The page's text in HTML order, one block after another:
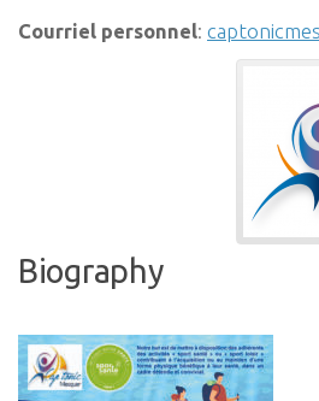
Courriel personnel:
Biography